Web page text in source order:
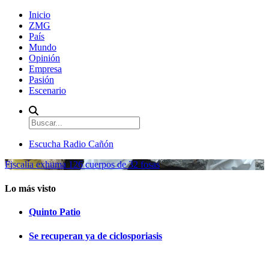
Inicio
ZMG
País
Mundo
Opinión
Empresa
Pasión
Escenario
Escucha Radio Cañón
Fiscalía exhuma 126 cuerpos de 32 fosas
Lo más visto
Quinto Patio
Se recuperan ya de ciclosporiasis